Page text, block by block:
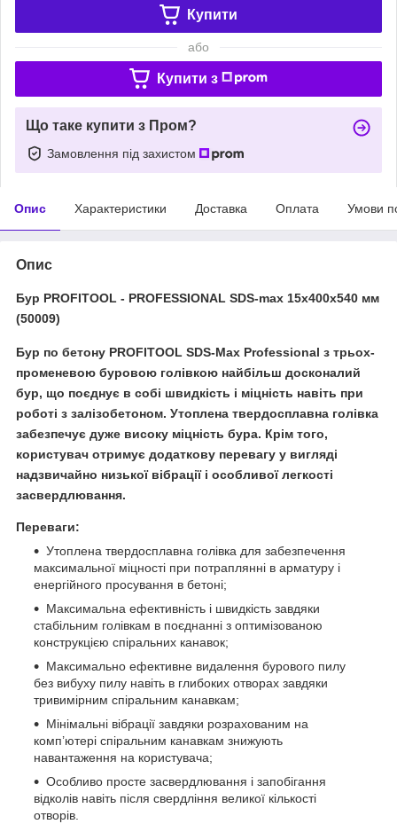
Купити
або
Купити з
Що таке купити з Пром?
Замовлення під захистом
Опис Характеристики Доставка Оплата Умови
Опис
Бур PROFITOOL - PROFESSIONAL SDS-max 15х400х540 мм
(50009)
Бур по бетону PROFITOOL SDS-Max Professional з трьох-
променевою буровою голівкою найбільш досконалий
бур, що поєднує в собі швидкість і міцність навіть при
роботі з залізобетоном. Утоплена твердосплавна голівка
забезпечує дуже високу міцність бура. Крім того,
користувач отримує додаткову перевагу у вигляді
надзвичайно низької вібрації і особливої легкості
засвердлювання.
Переваги:
Утоплена твердосплавна голівка для забезпечення
максимальної міцності при потраплянні в арматуру і
енергійного просування в бетоні;
Максимальна ефективність і швидкість завдяки
стабільним голівкам в поєднанні з оптимізованою
конструкцією спіральних канавок;
Максимально ефективне видалення бурового пилу
без вибуху пилу навіть в глибоких отворах завдяки
тривимірним спіральним канавкам;
Мінімальні вібрації завдяки розрахованим на
комп’ютері спіральним канавкам знижують
навантаження на користувача;
Особливо просте засвердлювання і запобігання
відколів навіть після свердління великої кількості
отворів.